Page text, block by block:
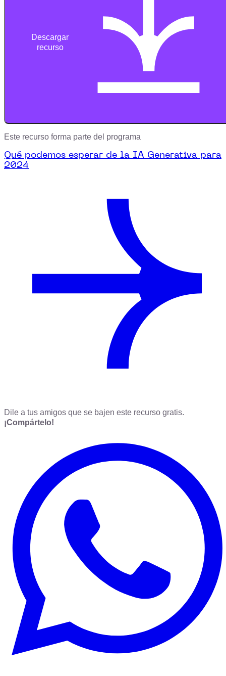
Descargar
recurso
Este recurso forma parte del programa
Qué podemos esperar de la IA Generativa para
2024
Dile a tus amigos que se bajen este recurso gratis.
¡Compártelo!